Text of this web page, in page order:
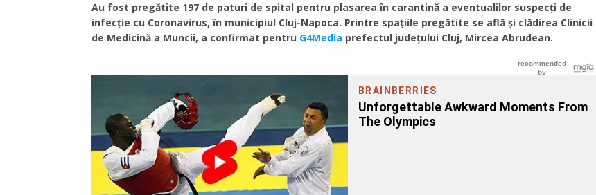
Au fost pregătite 197 de paturi de spital pentru plasarea în carantină a eventualilor suspecți de
infecție cu Coronavirus, în municipiul Cluj-Napoca. Printre spațiile pregătite se află și clădirea Clinicii
de Medicină a Muncii, a confirmat pentru G4Media prefectul județului Cluj, Mircea Abrudean.